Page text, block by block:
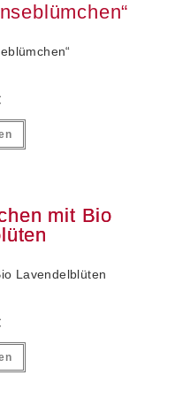
Lavendelblüten